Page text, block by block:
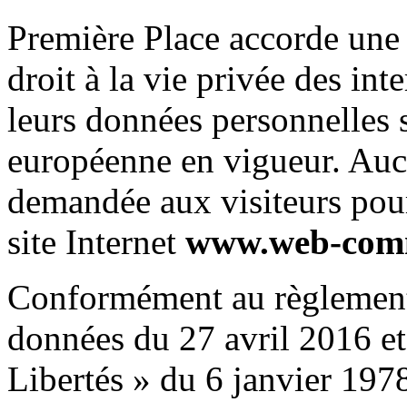
Première Place accorde
droit à la vie privée des
leurs données
européenne en vigueur.
demandée aux visiteurs
site Internet www.web-
Conformément au
données du 27 avril 2016
Libertés » du 6 janvier